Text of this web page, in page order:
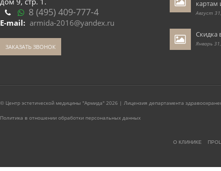
8 (495) 409-777-4
E-mail: armida-2016@yandex.ru
ЗАКАЗАТЬ ЗВОНОК
картам
Август
Скидка
Январь
© Центр эстетической медицины "Армида" 2026 | Лицензия департамента
Политика в отношении обработки персональных данных
О КЛИНИКЕ